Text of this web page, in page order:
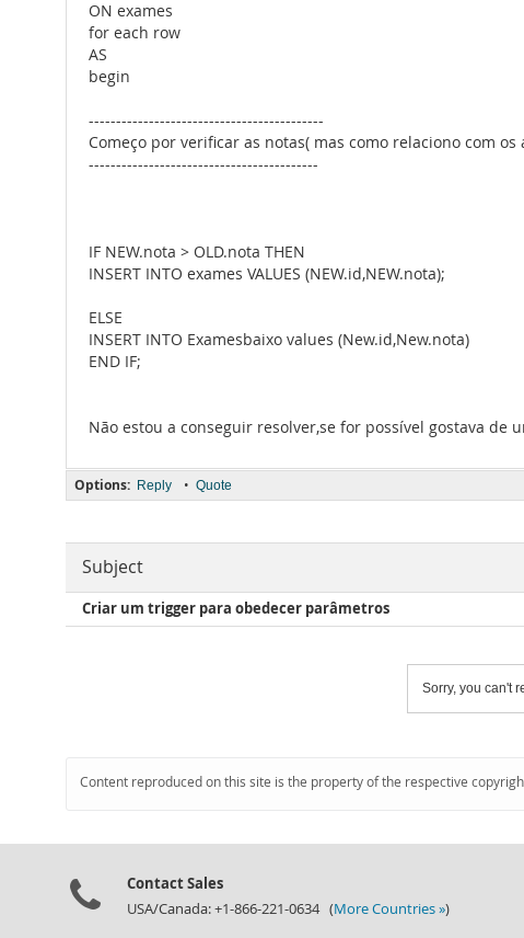
ON exames
for each row
AS
begin
-------------------------------------------
Começo por verificar as notas( mas como relaciono com
------------------------------------------
IF NEW.nota > OLD.nota THEN
INSERT INTO exames VALUES (NEW.id,NEW.nota);
ELSE
INSERT INTO Examesbaixo values (New.id,New.nota)
END IF;
Não estou a conseguir resolver,se for possível gostava de
Options: Reply • Quote
Subject
Criar um trigger para obedecer parâmetros
Sorry, you can't
Content reproduced on this site is the property of the respective
Contact Sales
USA/Canada: +1-866-221-0634 (More Countries »)